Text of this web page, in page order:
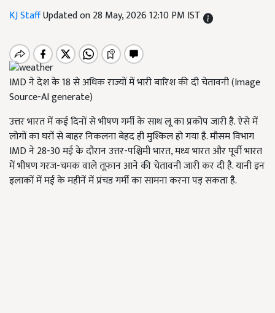
KJ StaffUpdated on 28 May, 2026 12:10 PM IST
IMD ने देश के 18 से अधिक राज्यों में भारी बारिश की दी चेतावनी (Image
Source-AI generate)
उत्तर भारत में कई दिनों से भीषण गर्मी के साथ लू का प्रकोप जारी है. ऐसे में
लोगों का घरों से बाहर निकलना बेहद ही मुश्किल हो गया है. मौसम विभाग
IMD ने 28-30 मई के दौरान उत्तर-पश्चिमी भारत, मध्य भारत और पूर्वी भारत
में भीषण गरज-चमक वाले तूफ़ान आने की चेतावनी जारी कर दी है. यानी इन
इलाकों में मई के महीनें में प्रंचड गर्मी का सामना करना पड़ सकता है.